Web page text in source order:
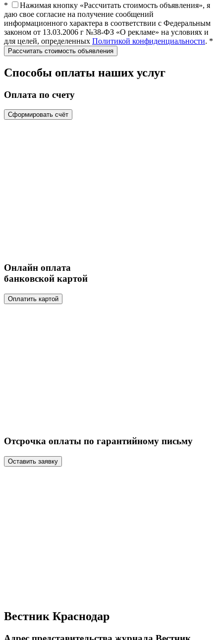
*
Нажимая кнопку «Рассчитать стоимость объявления», я
даю свое согласие на получение сообщений
информационного характера в соответствии с Федеральным
законом от 13.03.2006 г №38-ФЗ «О рекламе» на условиях и
для целей, определенных Политикой конфиденциальности. *
Способы оплаты наших услуг
Оплата по счету
Сформировать счёт
Онлайн оплата
банковской картой
Оплатить картой
Отсрочка оплаты по гарантийному письму
Оставить заявку
Вестник Краснодар